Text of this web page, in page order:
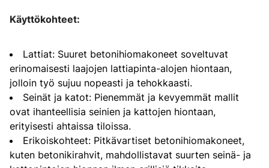
Käyttökohteet:
Lattiat: Suuret betonihiomakoneet soveltuvat
erinomaisesti laajojen lattiapinta-alojen hiontaan,
jolloin työ sujuu nopeasti ja tehokkaasti.
Seinät ja katot: Pienemmät ja kevyemmät mallit
ovat ihanteellisia seinien ja kattojen hiontaan,
erityisesti ahtaissa tiloissa.
Erikoiskohteet: Pitkävartiset betonihiomakoneet,
kuten betonikirahvit, mahdollistavat suurten seinä- ja